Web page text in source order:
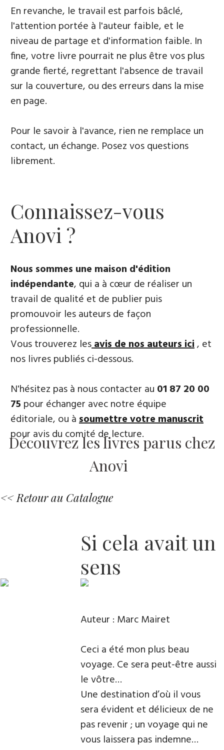
En revanche, le travail est parfois bâclé,
l'attention portée à l'auteur faible, et le
niveau de partage et d'information faible. In
fine, votre livre pourrait ne plus être vos plus
grande fierté, regrettant l'absence de travail
sur la couverture, ou des erreurs dans la mise
en page.
Pour le savoir à l'avance, rien ne remplace un
contact, un échange. Posez vos questions
librement.
Connaissez-vous
Anovi ?
Nous sommes une maison d'édition
indépendante, qui a à cœur de réaliser un
travail de qualité et de publier puis
promouvoir les auteurs de façon
professionnelle.
Vous trouverez lesavis de nos auteurs ici, et
nos livres publiés ci-dessous.
N'hésitez pas à nous contacter au 01 87 20 00
75 pour échanger avec notre équipe
éditoriale, ou àsoumettre votre manuscrit
pour avis du comité de lecture.
Découvrez les livres parus chez
Anovi
<< Retour au Catalogue
Si cela avait un
sens
Auteur : Marc Mairet
Ceci a été mon plus beau
voyage. Ce sera peut-être aussi
le vôtre…
Une destination d’où il vous
sera évident et délicieux de ne
pas revenir ; un voyage qui ne
vous laissera pas indemne…